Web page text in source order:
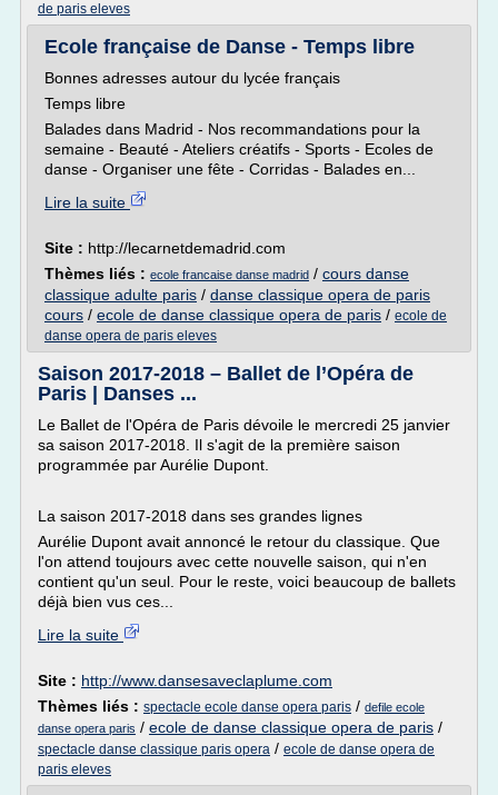
de paris eleves
Ecole française de Danse - Temps libre
Bonnes adresses autour du lycée français
Temps libre
Balades dans Madrid - Nos recommandations pour la
semaine - Beauté - Ateliers créatifs - Sports - Ecoles de
danse - Organiser une fête - Corridas - Balades en...
Lire la suite
Site : http://lecarnetdemadrid.com
Thèmes liés : ecole francaise danse madrid / cours danse
classique adulte paris / danse classique opera de paris
cours / ecole de danse classique opera de paris / ecole de
danse opera de paris eleves
Saison 2017-2018 – Ballet de l’Opéra de
Paris | Danses ...
Le Ballet de l'Opéra de Paris dévoile le mercredi 25 janvier
sa saison 2017-2018. Il s'agit de la première saison
programmée par Aurélie Dupont.
La saison 2017-2018 dans ses grandes lignes
Aurélie Dupont avait annoncé le retour du classique. Que
l'on attend toujours avec cette nouvelle saison, qui n'en
contient qu'un seul. Pour le reste, voici beaucoup de ballets
déjà bien vus ces...
Lire la suite
Site : http://www.dansesaveclaplume.com
Thèmes liés : spectacle ecole danse opera paris / defile ecole
danse opera paris / ecole de danse classique opera de paris /
spectacle danse classique paris opera / ecole de danse opera de
paris eleves